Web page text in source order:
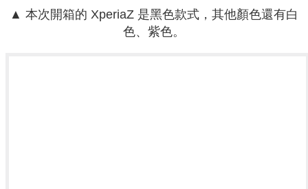
▲ 本次開箱的 XperiaZ 是黑色款式，其他顏色還有白
色、紫色。